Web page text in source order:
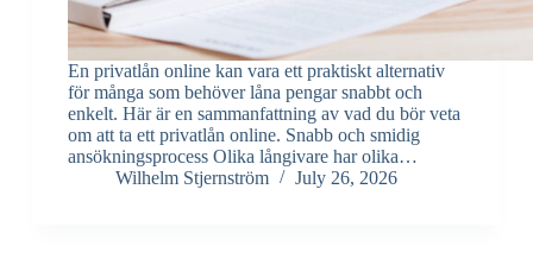
En privatlån online kan vara ett praktiskt alternativ
för många som behöver låna pengar snabbt och
enkelt. Här är en sammanfattning av vad du bör veta
om att ta ett privatlån online. Snabb och smidig
ansökningsprocess Olika långivare har olika…
Wilhelm Stjernström
July 26, 2026